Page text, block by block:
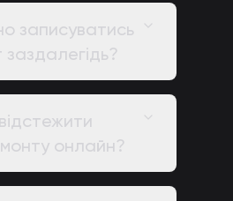
записуватись
онлайн?